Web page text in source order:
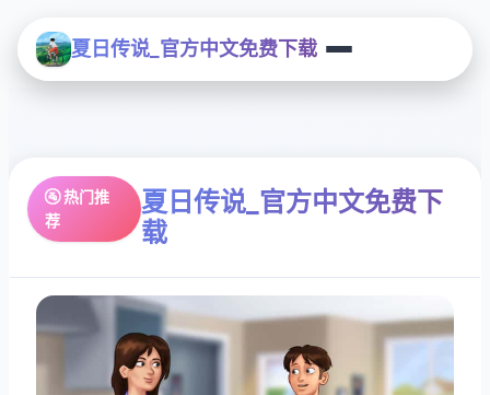
夏日传说_官方中文免费下载
🚰 热门推
荐
夏日传说_官方中文免费下
载